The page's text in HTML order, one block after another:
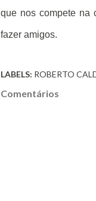
que nos compete na
fazer amigos.
LABELS: ROBERTO
Comentários